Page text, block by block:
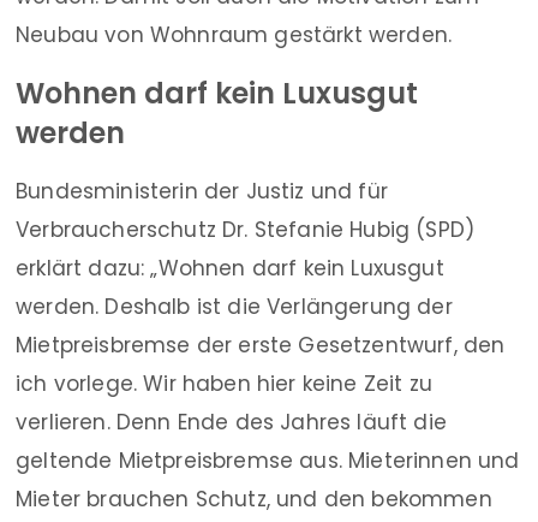
Neubau von Wohnraum gestärkt werden.
Wohnen darf kein Luxusgut
werden
Bundesministerin der Justiz und für
Verbraucherschutz Dr. Stefanie Hubig (SPD)
erklärt dazu: „Wohnen darf kein Luxusgut
werden. Deshalb ist die Verlängerung der
Mietpreisbremse der erste Gesetzentwurf, den
ich vorlege. Wir haben hier keine Zeit zu
verlieren. Denn Ende des Jahres läuft die
geltende Mietpreisbremse aus. Mieterinnen und
Mieter brauchen Schutz, und den bekommen